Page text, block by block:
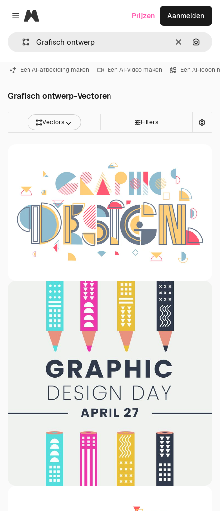
Close menu
Magnific
Wissen
Prijzen Aanmelden
Een AI-afbeelding maken Een AI-video maken Een AI-icoon
Grafisch ontwerp-Vectoren
Vectors Filters